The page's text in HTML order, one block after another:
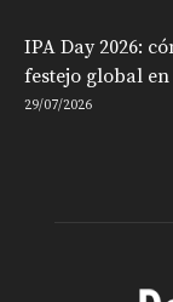
IPA Day 2026:
festejo global
29/07/2026